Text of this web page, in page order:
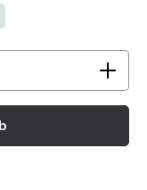
Wert ein